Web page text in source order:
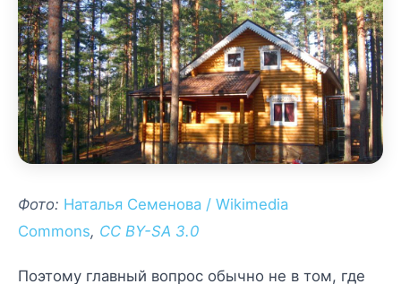
Фото: Наталья Семенова / Wikimedia
Commons, CC BY-SA 3.0
Поэтому главный вопрос обычно не в том, где